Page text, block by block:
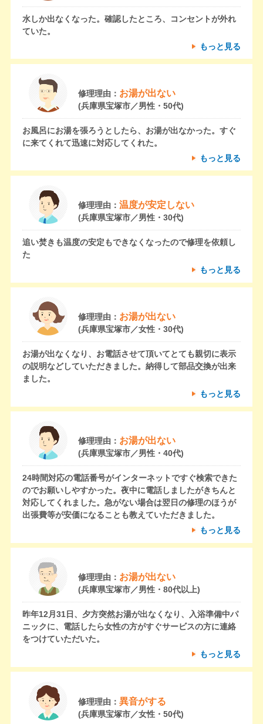
水しか出なくなった。確認したところ、コンセントが外れ
ていた。
もっと見る
修理理由： お湯が出ない
(兵庫県宝塚市／男性・50代)
お風呂にお湯を張ろうとしたら、お湯が出なかった。すぐ
に来てくれて迅速に対応してくれた。
もっと見る
修理理由： 温度が安定しない
(兵庫県宝塚市／男性・30代)
追い焚きも温度の安定もできなくなったので修理を依頼し
た
もっと見る
修理理由： お湯が出ない
(兵庫県宝塚市／女性・30代)
お湯が出なくなり、お電話させて頂いてとても親切に表示
の説明などしていただきました。納得して部品交換が出来
ました。
もっと見る
修理理由： お湯が出ない
(兵庫県宝塚市／男性・40代)
24時間対応の電話番号がインターネットですぐ検索できた
のでお願いしやすかった。夜中に電話しましたがきちんと
対応してくれました。急がない場合は翌日の修理のほうが
出張費等が安価になることも教えていただきました。
もっと見る
修理理由： お湯が出ない
(兵庫県宝塚市／男性・80代以上)
昨年12月31日、夕方突然お湯が出なくなり、入浴準備中パ
ニックに、電話したら女性の方がすぐサービスの方に連絡
をつけていただいた。
もっと見る
修理理由： 異音がする
(兵庫県宝塚市／女性・50代)